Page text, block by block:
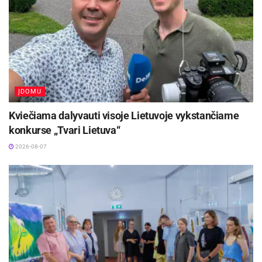
neraginti pakilo nuo suolų. Taigi pirmą kartą per
17 metų, kai vyksta ši šventė, duonelę pagerbė
ne tik tyliai pritardami gražiems iš scenos
sklindantiems žodžiams apie ją – dar ir
atsistodami, kaip atsistojama pagerbiant Dievą
bažnyčioje ar karalius.
ĮDOMU
Kviečiama dalyvauti visoje Lietuvoje vykstančiame
konkurse „Tvari Lietuva“
2026-08-07